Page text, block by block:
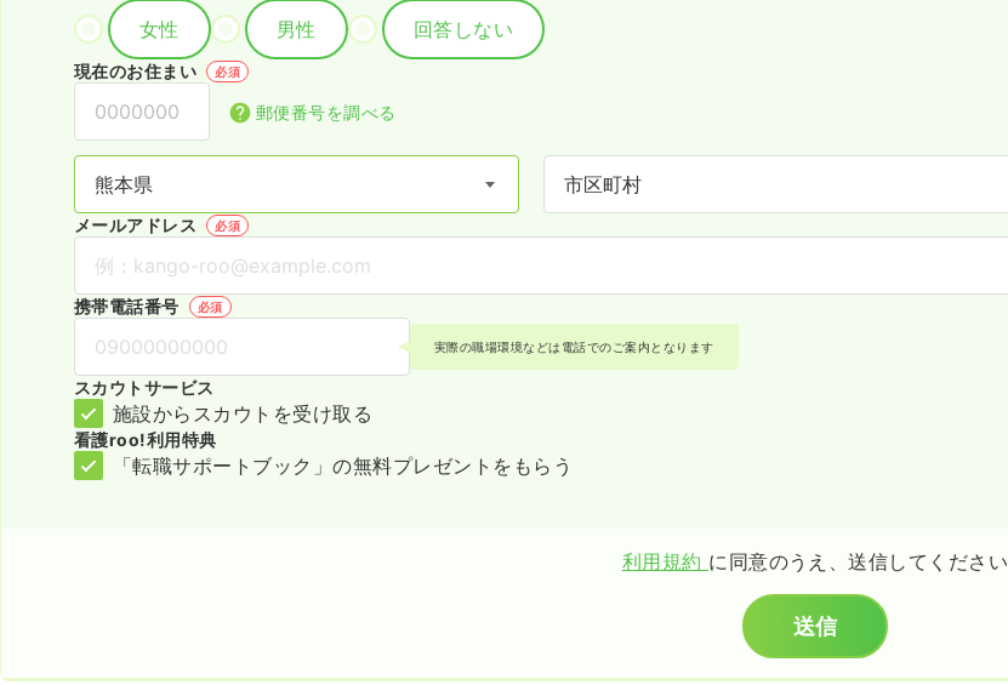
女性 男性 回答しない
現在のお住まい 必須
郵便番号を調べる
メールアドレス 必須
携帯電話番号 必須
実際の職場環境などは電話でのご案内となります
スカウトサービス
施設からスカウトを受け取る
看護roo!利用特典
「転職サポートブック」の無料プレゼントをもらう
利用規約 に同意のうえ、送信してください
送信